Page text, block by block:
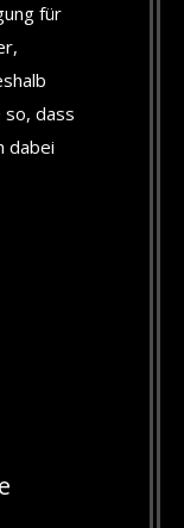
für
dass
dabei